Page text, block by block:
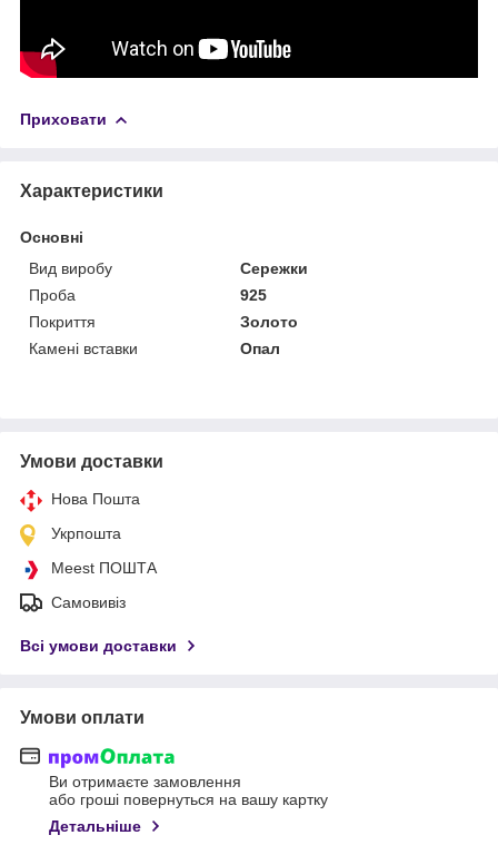
Приховати
Характеристики
Основні
Вид виробу
Сережки
Проба
925
Покриття
Золото
Камені вставки
Опал
Умови доставки
Нова Пошта
Укрпошта
Meest ПОШТА
Самовивіз
Всі умови доставки
Умови оплати
Ви отримаєте замовлення
або гроші повернуться на вашу картку
Детальніше